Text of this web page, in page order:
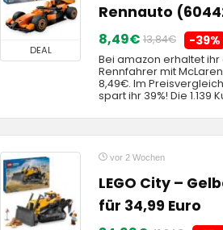
DEAL
Rennauto
8,49€ 13,84€ -39%
Bei amazon erhaltet ihr
Rennfahrer mit
8,49€. Im
spart ihr 39%! Die 1.139
vor 2 Wochen
LEGO City –
für 34,99 Euro